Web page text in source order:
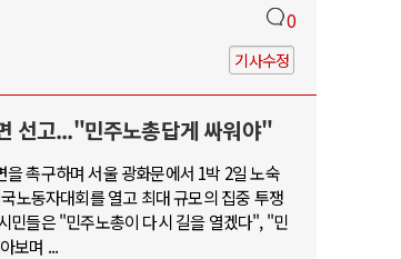
0
기사수정
선고..."민주노총답게 싸워야"
촉구하며 서울 광화문에서 1박 2일 노숙
노동자대회를 열고 최대 규모의 집중 투쟁
민들은 "민주노총이 다시 길을 열겠다", "민
보며 ...